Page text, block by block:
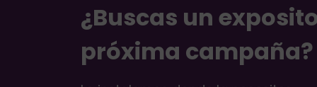
¿Buscas un
próxima campaña?